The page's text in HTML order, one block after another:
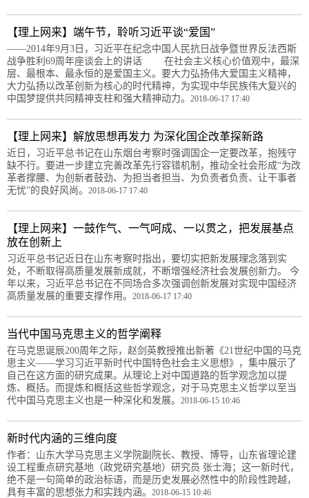
【理上网来】端午节，聆听习近平谈“爱国”
——2014年9月3日，习近平在纪念中国人民抗日战争暨世界反法西斯
战争胜利69周年座谈会上的讲话 在社会主义核心价值观中，最深
层、最根本、最永恒的是爱国主义。要大力弘扬伟大爱国主义精神，
大力弘扬以改革创新为核心的时代精神，为实现中华民族伟大复兴的
中国梦提供共同精神支柱和强大精神动力。 2018-06-17 17:40
【理上网来】解放思想再发力 为深化国企改革探新路
近日，习近平总书记在山东烟台考察时强调国企一定要改革，抱残守
缺不行。要进一步建立完善改革先行容错机制，推动全社会形成“为改
革者撑腰、为创新者鼓劲、为担当者担当、为负责者负责、让干事者
无忧”的良好风尚。 2018-06-17 17:40
【理上网来】一鼓作气、一气呵成、一以贯之，把发展基点
放在创新上
习近平总书记近日在山东考察时指出，要切实把新发展理念落到实
处，不断取得高质量发展新成就，不断增强经济社会发展创新力。 今
年以来，习近平总书记在不同场合多次强调创新发展对实现中国经济
高质量发展的重要支撑作用。 2018-06-17 17:40
当代中国马克思主义的哲学阐释
在马克思诞辰200周年之际，赵剑英教授推出新著《21世纪中国的马克
思主义——学习习近平新时代中国特色社会主义思想》，集中展示了
自己在这方面的研究成果。从理论上对中国道路的哲学观念加以提
炼、概括。而提炼和概括这些哲学观念，对于马克思主义哲学以至当
代中国马克思主义也是一种深化和发展。 2018-06-15 10:46
新时代内涵的三维向度
作者：山东大学马克思主义学院副院长、教授、博导，山东省理论建
设工程重点研究基地（政党研究基地）研究员 张士海；这一新时代，
绝不是一句简单的政治标语，而是历史发展必然性中的阶段性跨越，
具有丰富的思想张力和实践内涵。 2018-06-15 10:46